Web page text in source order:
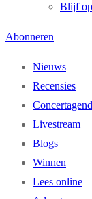
Blijf
Abonneren
Nieuws
Recensies
Livestream
Blogs
Winnen
Lees online